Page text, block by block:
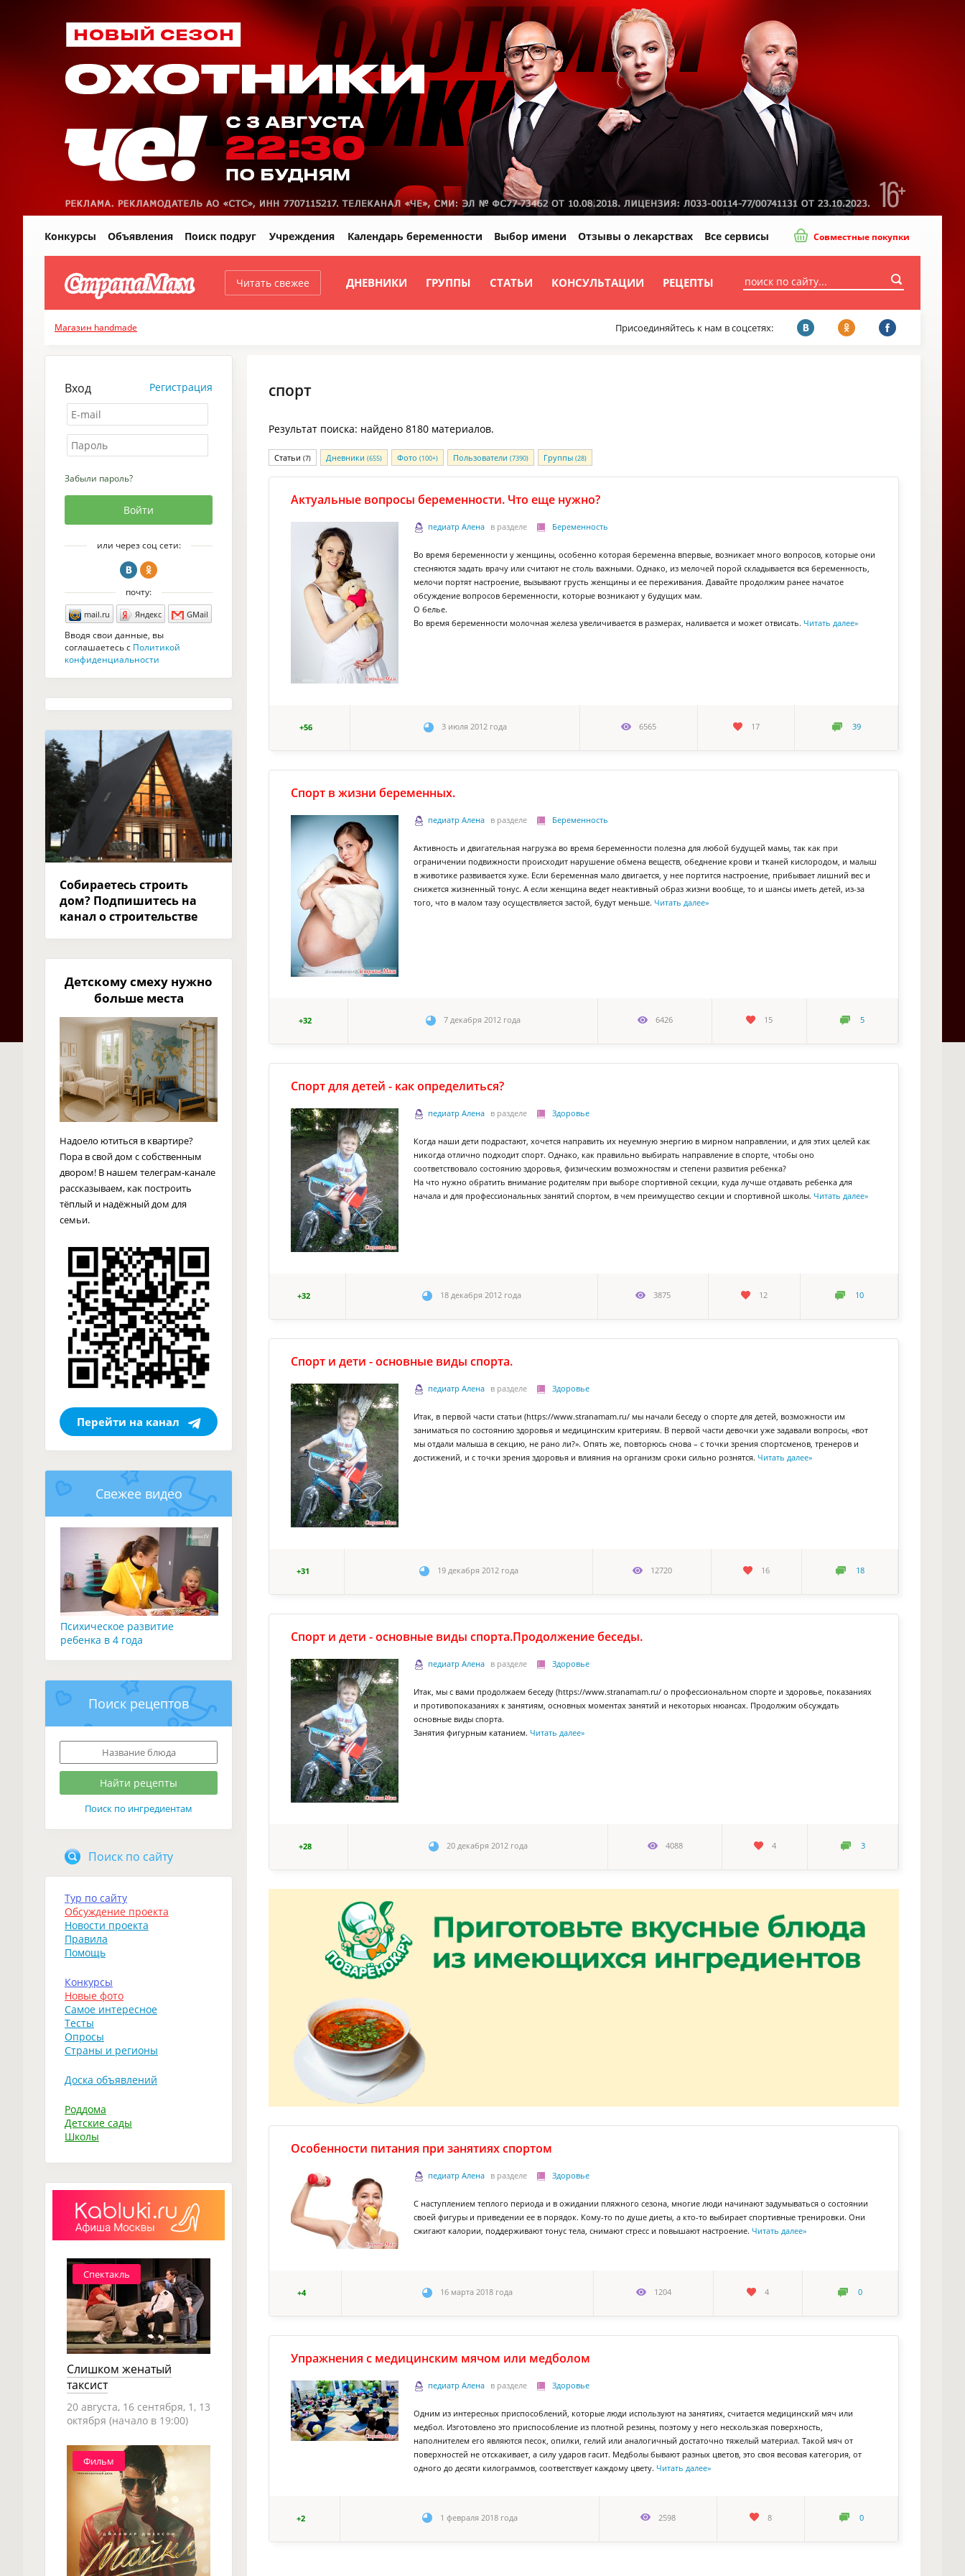
Читать свежее ДНЕВНИКИ ГРУППЫ СТАТЬИ КОНСУЛЬТАЦИИ РЕЦЕПТЫ
Конкурсы Объявления Поиск подруг Учреждения Календарь беременности Выбор имени Отзывы о лекарствах Все сервисы Совместные покупки
Магазин handmade Присоединяйтесь к нам в соцсетях:
спорт
Результат поиска: найдено 8180 материалов.
Статьи (7) Дневники (655) Фото (100+) Пользователи (7390) Группы (28)
Актуальные вопросы беременности. Что еще нужно?
педиатр Алена в разделе Беременность
Во время беременности у женщины, особенно которая беременна впервые, возникает много вопросов, которые они
стесняются задать врачу или считают не столь важными. Однако, из мелочей порой складывается вся беременность,
мелочи портят настроение, вызывают грусть женщины и ее переживания. Давайте продолжим ранее начатое
обсуждение вопросов беременности, которые возникают у будущих мам.
О белье.
Во время беременности молочная железа увеличивается в размерах, наливается и может отвисать. Читать далее»
+56 3 июля 2012 года 6565 17 39
Спорт в жизни беременных.
педиатр Алена в разделе Беременность
Активность и двигательная нагрузка во время беременности полезна для любой будущей мамы, так как при
ограничении подвижности происходит нарушение обмена веществ, обеднение крови и тканей кислородом, и малыш
в животике развивается хуже. Если беременная мало двигается, у нее портится настроение, прибывает лишний вес и
снижется жизненный тонус. А если женщина ведет неактивный образ жизни вообще, то и шансы иметь детей, из-за
того, что в малом тазу осуществляется застой, будут меньше. Читать далее»
+32 7 декабря 2012 года 6426 15 5
Спорт для детей - как определиться?
педиатр Алена в разделе Здоровье
Когда наши дети подрастают, хочется направить их неуемную энергию в мирном направлении, и для этих целей как
никогда отлично подходит спорт. Однако, как правильно выбирать направление в спорте, чтобы оно
соответствовало состоянию здоровья, физическим возможностям и степени развития ребенка?
На что нужно обратить внимание родителям при выборе спортивной секции, куда лучше отдавать ребенка для
начала и для профессиональных занятий спортом, в чем преимущество секции и спортивной школы. Читать далее»
+32 18 декабря 2012 года 3875 12 10
Спорт и дети - основные виды спорта.
педиатр Алена в разделе Здоровье
Итак, в первой части статьи (https://www.stranamam.ru/ мы начали беседу о спорте для детей, возможности им
заниматься по состоянию здоровья и медицинским критериям. В первой части девочки уже задавали вопросы, «вот
мы отдали малыша в секцию, не рано ли?». Опять же, повторюсь снова – с точки зрения спортсменов, тренеров и
достижений, и с точки зрения здоровья и влияния на организм сроки сильно рознятся. Читать далее»
+31 19 декабря 2012 года 12720 16 18
Спорт и дети - основные виды спорта.Продолжение беседы.
педиатр Алена в разделе Здоровье
Итак, мы с вами продолжаем беседу (https://www.stranamam.ru/ о профессиональном спорте и здоровье, показаниях
и противопоказаниях к занятиям, основных моментах занятий и некоторых нюансах. Продолжим обсуждать
основные виды спорта.
Занятия фигурным катанием. Читать далее»
+28 20 декабря 2012 года 4088 4 3
Особенности питания при занятиях спортом
педиатр Алена в разделе Здоровье
С наступлением теплого периода и в ожидании пляжного сезона, многие люди начинают задумываться о состоянии
своей фигуры и приведении ее в порядок. Кому-то по душе диеты, а кто-то выбирает спортивные тренировки. Они
сжигают калории, поддерживают тонус тела, снимают стресс и повышают настроение. Читать далее»
+4 16 марта 2018 года 1204 4 0
Упражнения с медицинским мячом или медболом
педиатр Алена в разделе Здоровье
Одним из интересных приспособлений, которые люди используют на занятиях, считается медицинский мяч или
медбол. Изготовлено это приспособление из плотной резины, поэтому у него нескользкая поверхность,
наполнителем его являются песок, опилки, гелий или аналогичный достаточно тяжелый материал. Такой мяч от
поверхностей не отскакивает, а силу ударов гасит. Медболы бывают разных цветов, это своя весовая категория, от
одного до десяти килограммов, соответствует каждому цвету. Читать далее»
+2 1 февраля 2018 года 2598 8 0
Вход Регистрация
Забыли пароль?
или через соц сети:
почту:
mail.ru Яндекс GMail
Вводя свои данные, вы
соглашаетесь с Политикой
конфиденциальности
Собираетесь строить
дом? Подпишитесь на
канал о строительстве
Детскому смеху нужно
больше места
Надоело ютиться в квартире?
Пора в свой дом с собственным
двором! В нашем телеграм-канале
рассказываем, как построить
тёплый и надёжный дом для
семьи.
Перейти на канал
Свежее видео
Психическое развитие
ребенка в 4 года
Поиск рецептов
Поиск по ингредиентам
Поиск по сайту
Тур по сайту
Обсуждение проекта
Новости проекта
Правила
Помощь
Конкурсы
Новые фото
Самое интересное
Тесты
Опросы
Страны и регионы
Доска объявлений
Роддома
Детские сады
Школы
Спектакль
Слишком женатый
таксист
20 августа, 16 сентября, 1, 13
октября (начало в 19:00)
Фильм